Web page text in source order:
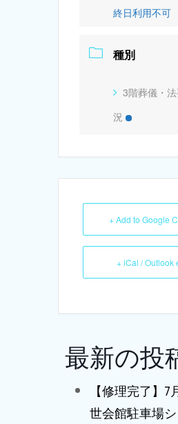
終日利用不可
種別
3階葬儀・
況
+ Add to Google
+ iCal / Outlook
最新の投
【修理完了】7
世会館駐車場